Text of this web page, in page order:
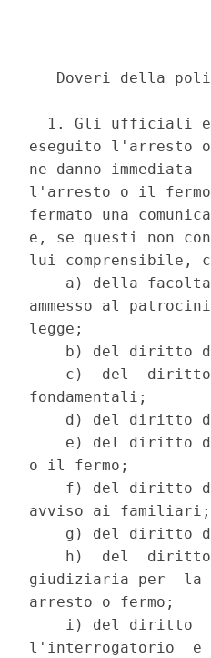
Doveri della
1. Gli ufficiali
eseguito l'arresto
ne danno
l'arresto o il fermo
fermato una
e, se questi non
lui comprensibile,
a) della
ammesso al
legge;
b) del diritto
c)  del
fondamentali;
d) del diritto
e) del diritto
o il fermo;
f) del diritto
avviso ai familiari;
g) del diritto
h)  del
giudiziaria per  la
arresto o fermo;
i) del diritto
l'interrogatorio  e